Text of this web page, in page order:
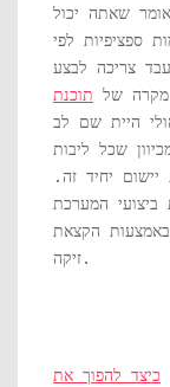
שאתה יכול
ספציפיות לפי
צריכה לבצע
של תוכנת
היית שם לב
שכל ליבות
יחיד זה.
המערכת
הקצאת
זיקה.
כיצד להפוך את Windows 10 לאתחול מהיר